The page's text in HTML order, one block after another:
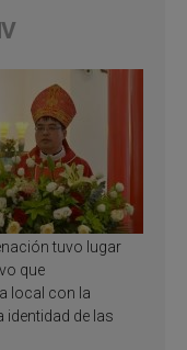
tuvo lugar
que
local con la
identidad de las